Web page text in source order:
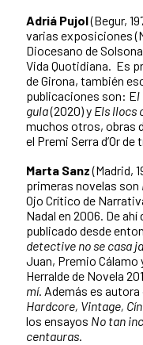
Adriá Pujol(Begur,
varias exposiciones
Diocesano de
Vida Quotidiana. Es
de Girona, también
publicaciones son: El
gula(2020) y Els llocs
muchos otros, obras
el Premi Serra d’Or
Marta Sanz(Madrid,
primeras novelas son
Ojo Crítico de
Nadal en 2006. De
publicado desde
detective no se casa
Juan, Premio
Herralde de Novela
mí. Además es
Hardcore, Vintage,
los ensayos No tan
centauras.